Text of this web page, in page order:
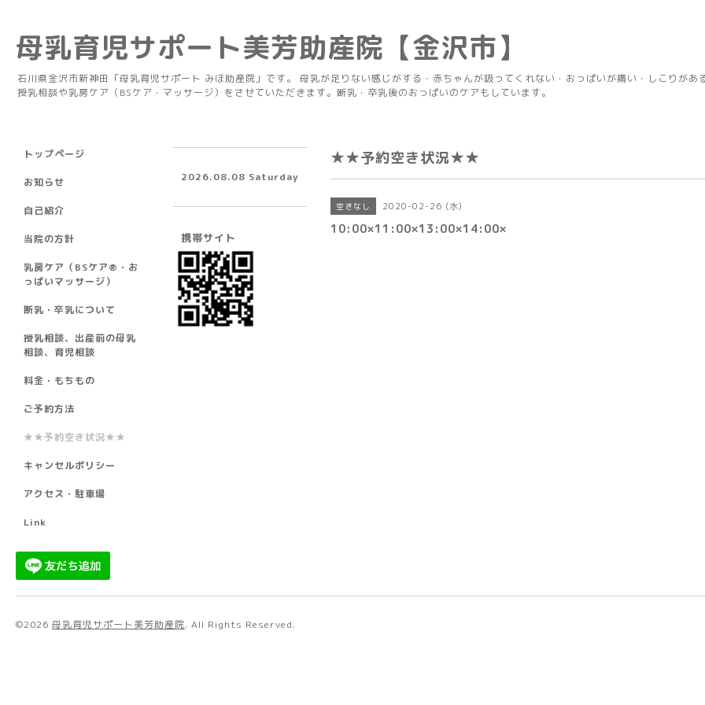
母乳育児サポート美芳助産院【金沢市】
石川県金沢市新神田「母乳育児サポート みほ助産院」です。 母乳が足りない感じがする・赤ちゃんが吸ってくれない・おっぱいが痛い・しこりがあ
授乳相談や乳房ケア（BSケア・マッサージ）をさせていただきます。断乳・卒乳後のおっぱいのケアもしています。
★★予約空き状況★★
空きなし 2020-02-26 (水)
10:00×11:00×13:00×14:00×
トップページ
お知らせ
自己紹介
当院の方針
乳房ケア（BSケア®︎・お
っぱいマッサージ）
断乳・卒乳について
授乳相談、出産前の母乳
相談、育児相談
料金・もちもの
ご予約方法
★★予約空き状況★★
キャンセルポリシー
アクセス・駐車場
Link
2026.08.08 Saturday
携帯サイト
©2026 母乳育児サポート美芳助産院. All Rights Reserved.